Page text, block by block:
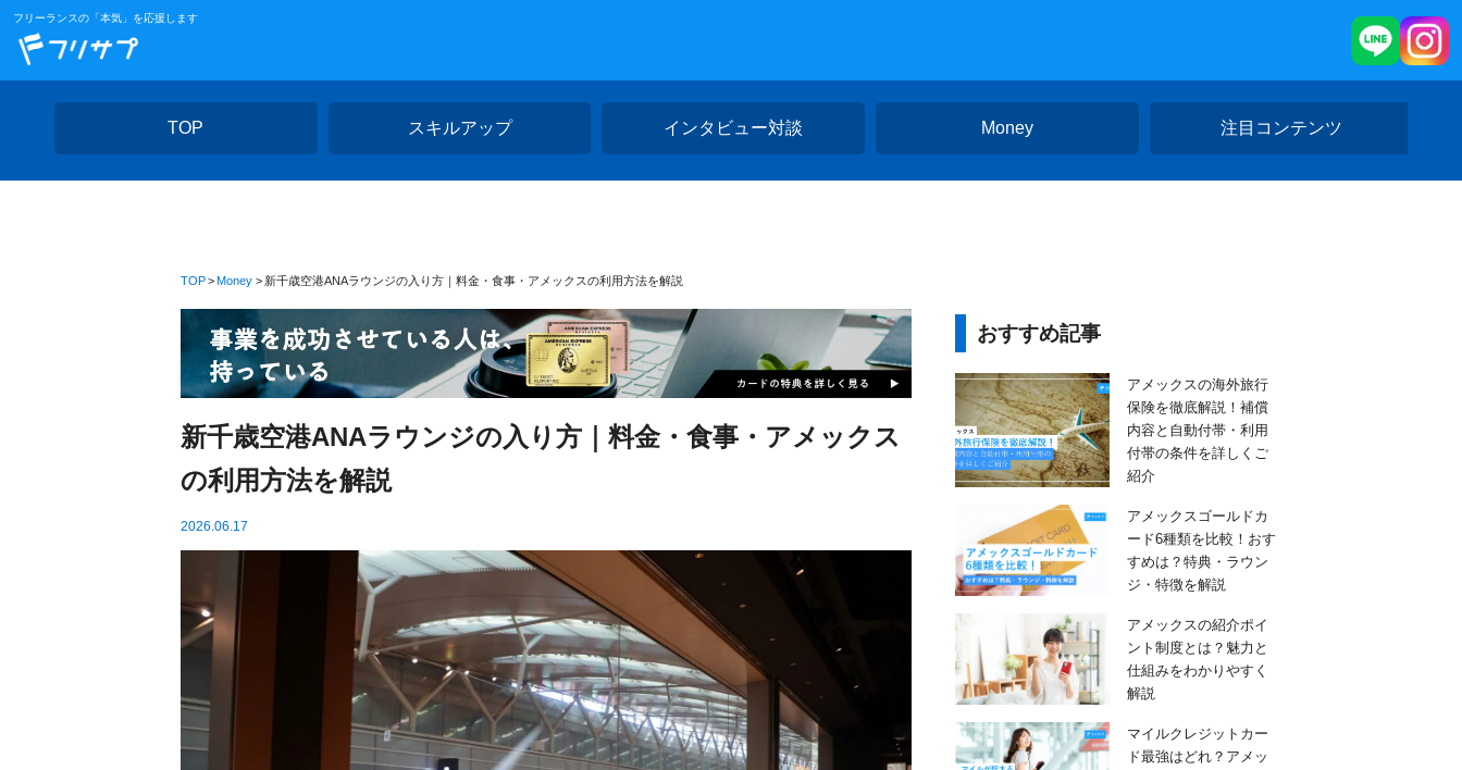
フリーランスの「本気」を応援します
TOP スキルアップ インタビュー対談 Money 注目コンテンツ
TOP Money 新千歳空港ANAラウンジの入り方｜料金・食事・アメックスの利用方法を解説
新千歳空港ANAラウンジの入り方｜料金・食事・アメックス
の利用方法を解説
2026.06.17
おすすめ記事
アメックスの海外旅行
保険を徹底解説！補償
内容と自動付帯・利用
付帯の条件を詳しくご
紹介
アメックスゴールドカ
ード6種類を比較！おす
すめは？特典・ラウン
ジ・特徴を解説
アメックスの紹介ポイ
ント制度とは？魅力と
仕組みをわかりやすく
解説
マイルクレジットカー
ド最強はどれ？アメッ